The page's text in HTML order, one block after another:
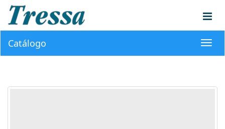
Catálogo